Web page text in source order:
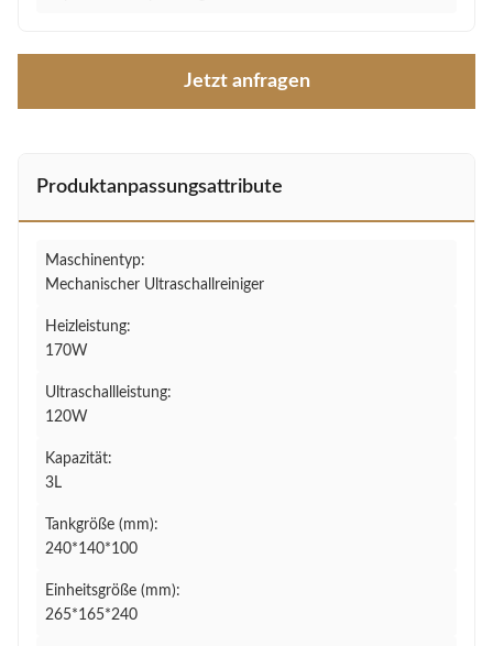
Jetzt anfragen
Produktanpassungsattribute
Maschinentyp:
Mechanischer Ultraschallreiniger
Heizleistung:
170W
Ultraschallleistung:
120W
Kapazität:
3L
Tankgröße (mm):
240*140*100
Einheitsgröße (mm):
265*165*240